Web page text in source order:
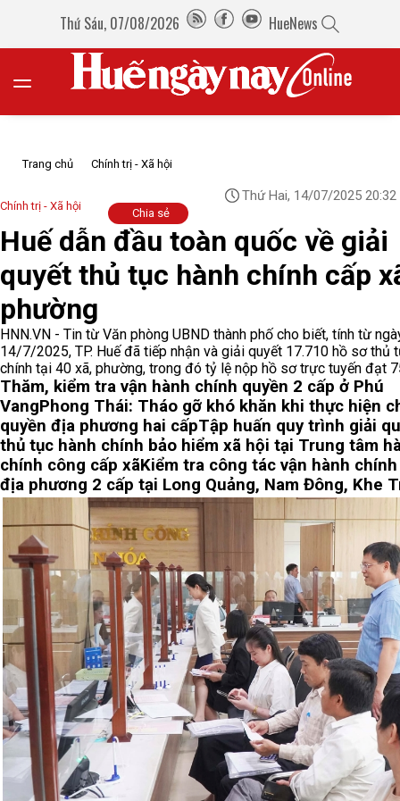
Thứ Sáu, 07/08/2026 HueNews
Trang chủ Chính trị - Xã hội
Chính trị - Xã hội
Thứ Hai, 14/07/2025 20:32
Chia sẻ
Huế dẫn đầu toàn quốc về giải
quyết thủ tục hành chính cấp
phường
HNN.VN - Tin từ Văn phòng UBND thành phố cho biết, tính từ
14/7/2025, TP. Huế đã tiếp nhận và giải quyết 17.710 hồ sơ thủ
chính tại 40 xã, phường, trong đó tỷ lệ nộp hồ sơ trực tuyến đạt
Thăm, kiểm tra vận hành chính quyền 2 cấp ở Phú
VangPhong Thái: Tháo gỡ khó khăn khi thực hiện
quyền địa phương hai cấpTập huấn quy trình giải
thủ tục hành chính bảo hiểm xã hội tại Trung tâm
chính công cấp xãKiểm tra công tác vận hành
địa phương 2 cấp tại Long Quảng, Nam Đông, Khe